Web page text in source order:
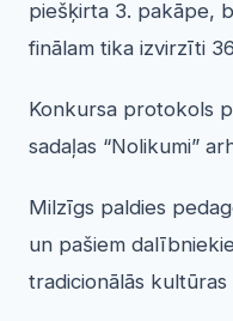
piešķirta 3. pakāpe,
finālam tika izvirzīti
Konkursa protokols
sadaļas “Nolikumi”
Milzīgs paldies
un pašiem
tradicionālās